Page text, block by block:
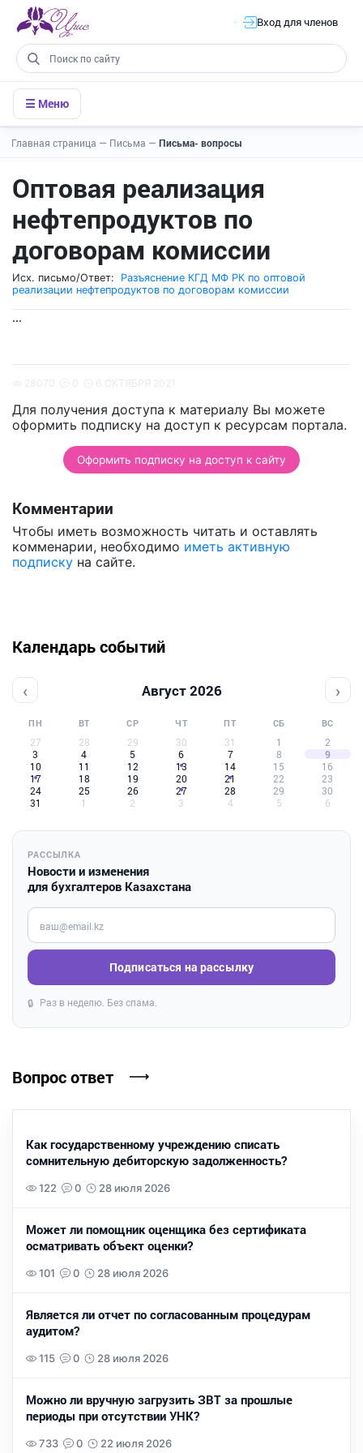
Вход для членов
☰ Меню
Главная страница — Письма — Письма- вопросы
Оптовая реализация
нефтепродуктов по
договорам комиссии
Исх. письмо/Ответ: Разъяснение КГД МФ РК по оптовой
реализации нефтепродуктов по договорам комиссии
...
Для получения доступа к материалу Вы можете
оформить подписку на доступ к ресурсам портала.
Оформить подписку на доступ к сайту
Комментарии
Чтобы иметь возможность читать и оставлять
комменарии, необходимо иметь активную
подписку на сайте.
Календарь событий
‹ Август 2026 ›
ПН ВТ СР ЧТ ПТ СБ ВС
27 28 29 30 31 1
2
3
4 5 6 7 8
9
10
11 12 13 14 15
16
17
18 19 20 21 22
23
24
25 26 27 28 29
30
31
1 2 3 4 5 6
РАССЫЛКА
Новости и изменения
для бухгалтеров Казахстана
Введите ваш e-mail
Подписаться на рассылку
🔒 Раз в неделю. Без спама.
Вопрос ответ
Как государственному учреждению списать
сомнительную дебиторскую задолженность?
122 0 28 июля 2026
Может ли помощник оценщика без сертификата
осматривать объект оценки?
101 0 28 июля 2026
Является ли отчет по согласованным процедурам
аудитом?
115 0 28 июля 2026
Можно ли вручную загрузить ЗВТ за прошлые
периоды при отсутствии УНК?
733 0 22 июля 2026